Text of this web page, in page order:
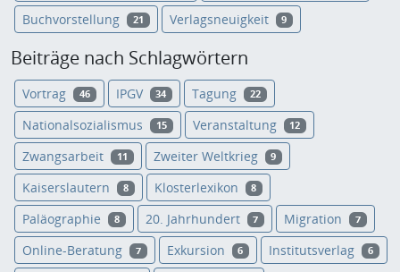
Buchvorstellung 21 Verlagsneuigkeit 9
Beiträge nach Schlagwörtern
Vortrag 46 IPGV 34 Tagung 22
Nationalsozialismus 15 Veranstaltung 12
Zwangsarbeit 11 Zweiter Weltkrieg 9
Kaiserslautern 8 Klosterlexikon 8
Paläographie 8 20. Jahrhundert 7 Migration 7
Online-Beratung 7 Exkursion 6 Institutsverlag 6